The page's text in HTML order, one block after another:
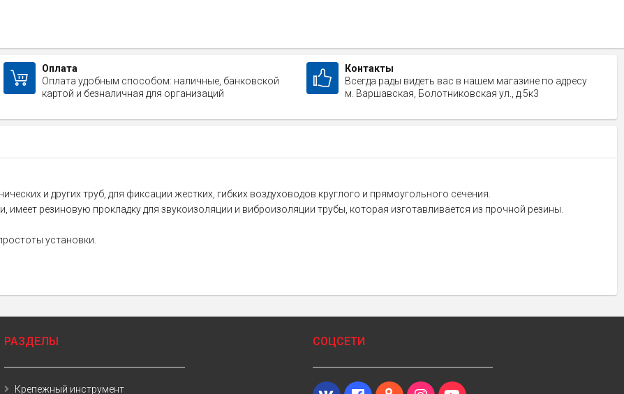
Оплата
Оплата удобным способом: наличные, банковской
картой и безналичная для организаций
Контакты
Всегда рады видеть вас в нашем магазине по адресу
м. Варшавская, Болотниковская ул., д.5к3
и других труб, для фиксации жестких, гибких воздуховодов круглого и прямоугольного сечения.
имеет резиновую прокладку для звукоизоляции и виброизоляции трубы, которая изготавливается из прочной резины.
установки.
РАЗДЕЛЫ
Крепежный инструмент
СОЦСЕТИ